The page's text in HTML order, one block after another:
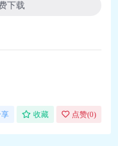
准的分析你的
音频
下载
收藏 点赞(0)